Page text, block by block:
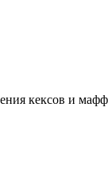
кексов и